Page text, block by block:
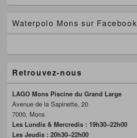
Waterpolo Mons sur Facebook
Retrouvez-nous
LAGO Mons Piscine du Grand Large
Avenue de la Sapinette, 20
7000, Mons
Les Lundis & Mercredis : 19h30–22h00
Les Jeudis : 20h30–22h00